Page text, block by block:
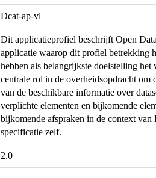
Dcat-ap-vl
Dit applicatieprofiel beschrijft Open
applicatie waarop dit profiel betrekking
hebben als belangrijkste doelstelling
centrale rol in de overheidsopdracht
van de beschikbare informatie over
verplichte elementen en bijkomende
bijkomende afspraken in de context
specificatie zelf.
2.0